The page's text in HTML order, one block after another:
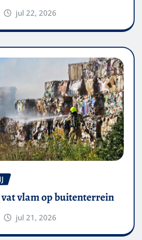
jul 22, 2026
vlam op buitenterrein
jul 21, 2026